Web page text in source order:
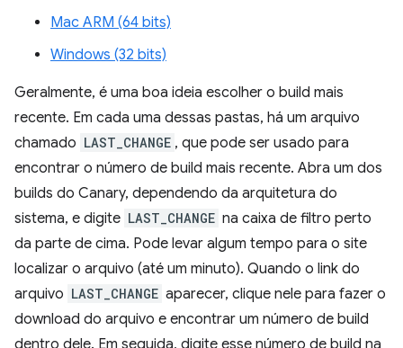
Mac ARM (64 bits)
Windows (32 bits)
Geralmente, é uma boa ideia escolher o build mais
recente. Em cada uma dessas pastas, há um arquivo
chamado LAST_CHANGE , que pode ser usado para
encontrar o número de build mais recente. Abra um dos
builds do Canary, dependendo da arquitetura do
sistema, e digite LAST_CHANGE na caixa de filtro perto
da parte de cima. Pode levar algum tempo para o site
localizar o arquivo (até um minuto). Quando o link do
arquivo LAST_CHANGE aparecer, clique nele para fazer o
download do arquivo e encontrar um número de build
dentro dele. Em seguida, digite esse número de build na